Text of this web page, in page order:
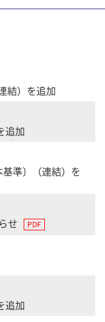
結）を追加
追加
準〕（連結）を
せ
追加